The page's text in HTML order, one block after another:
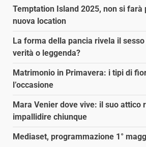
Temptation Island 2025, non si farà
nuova location
La forma della pancia rivela il
verità o leggenda?
Matrimonio in Primavera: i tipi di
l’occasione
Mara Venier dove vive: il suo attico
impallidire chiunque
Mediaset, programmazione 1°